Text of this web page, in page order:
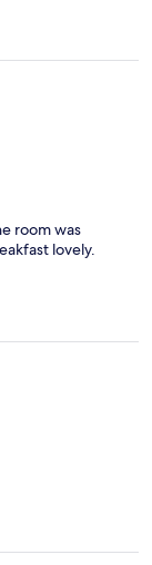
room was
lovely.